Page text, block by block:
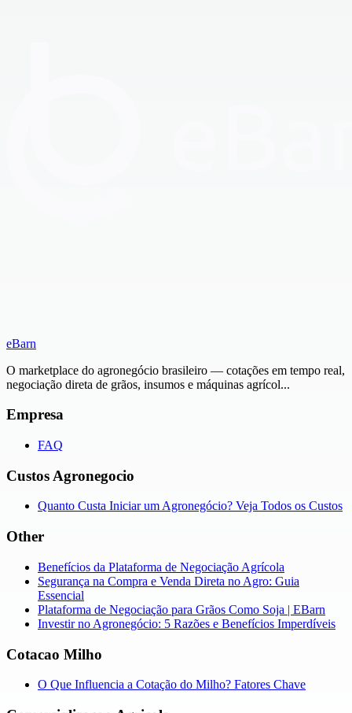
eBarn
O marketplace do agronegócio brasileiro — cotações em tempo real,
negociação direta de grãos, insumos e máquinas agrícol...
Empresa
FAQ
Custos Agronegocio
Quanto Custa Iniciar um Agronegócio? Veja Todos os Custos
Other
Benefícios da Plataforma de Negociação Agrícola
Segurança na Compra e Venda Direta no Agro: Guia
Essencial
Plataforma de Negociação para Grãos Como Soja | EBarn
Investir no Agronegócio: 5 Razões e Benefícios Imperdíveis
Cotacao Milho
O Que Influencia a Cotação do Milho? Fatores Chave